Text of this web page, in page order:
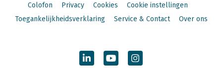
Colofon
Privacy Cookies
Cookie instellingen
Toegankelijkheidsverklaring
Service & Contact Over ons